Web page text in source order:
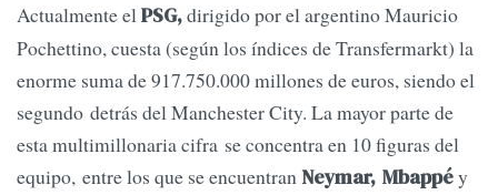
Actualmente elPSG,dirigido por el argentino Mauricio
Pochettino, cuesta (según los índices de Transfermarkt) la
enorme suma de 917.750.000 millones de euros, siendo el
segundo detrás del Manchester City. La mayor parte de
esta multimillonaria cifra se concentra en 10 figuras del
equipo, entre los que se encuentranNeymar, Mbappéy